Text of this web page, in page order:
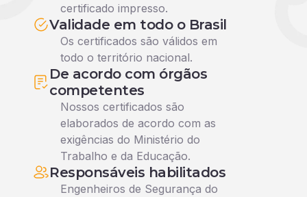
certificado impresso.
Validade em todo o Brasil
Os certificados são válidos em
todo o território nacional.
De acordo com órgãos
competentes
Nossos certificados são
elaborados de acordo com as
exigências do Ministério do
Trabalho e da Educação.
Responsáveis habilitados
Engenheiros de Segurança do